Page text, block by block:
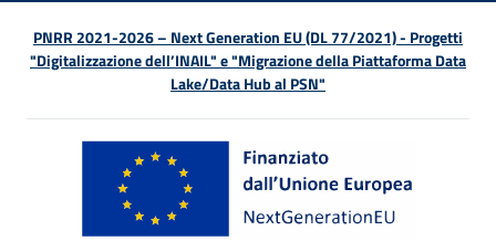
PNRR 2021-2026 – Next Generation EU (DL 77/2021) - Progetti
"Digitalizzazione dell’INAIL" e "Migrazione della Piattaforma Data
Lake/Data Hub al PSN"